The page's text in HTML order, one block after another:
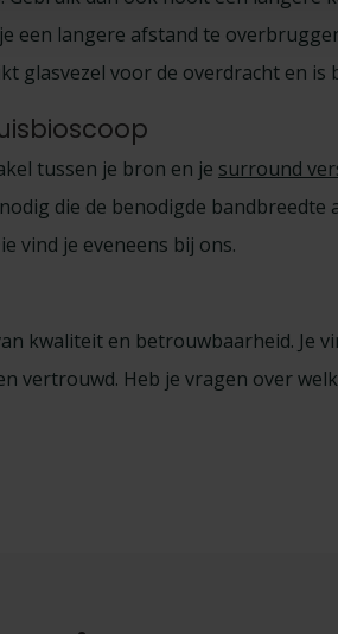
een langere afstand te
glasvezel voor de overdracht en
tussen je bron en je surround
die de benodigde
vind je eveneens bij ons.
kwaliteit en betrouwbaarheid. Je
Heb je vragen over